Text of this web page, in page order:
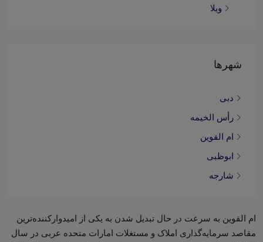
ویلا
شهرها
دبی
رأس الخیمه
ام القوین
ابوظبی
شارجه
ام القوین به سرعت در حال تبدیل شدن به یکی از امیدوارکننده‌ترین
مقاصد سرمایه‌گذاری املاک و مستغلات امارات متحده عربی در سال